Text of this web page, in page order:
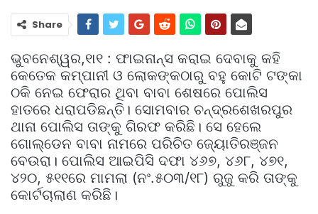
Share
ଭୁବନେଶ୍ୱର,୧ା୧ : ଫାଇନାନ୍ସ କରାଇ ଦେବାକୁ କହି
କେତେକ କମ୍ପାନୀ ଓ ଲୋକଙ୍କଠାରୁ ବହୁ କୋଟି ଟଙ୍କା
ଠକି ନେଇ ଫେରାର ଥିବା ବାବା ଶେଷରେ ପୋଲିସ
ହାତରେ ଧରାପଡିଛନ୍ତି। ସୋମବାର ଚନ୍ଦ୍ରଶେଖରପୁର
ଥାନା ପୋଲିସ ତାଙ୍କୁ ଗିରଫ କରିଛି। ସେ ହେଲେ
ଗୋଲ୍ଡେନ ବାବା ନାମରେ ପରିଚିତ ଜ୍ୟୋତିରଞ୍ଜନ
ବେଉରା। ପୋଲିସ ଆଇପିସି ଦଫା ୪୬୭, ୪୬୮, ୪୭୧,
୪୨୦, ୫୧୧ରେ ମାମଲା (ନଂ.୫୦୩/୧୮) ରୁଜୁ କରି ତାଙ୍କୁ
କୋର୍ଟଚାଲାଣ କରିଛି।